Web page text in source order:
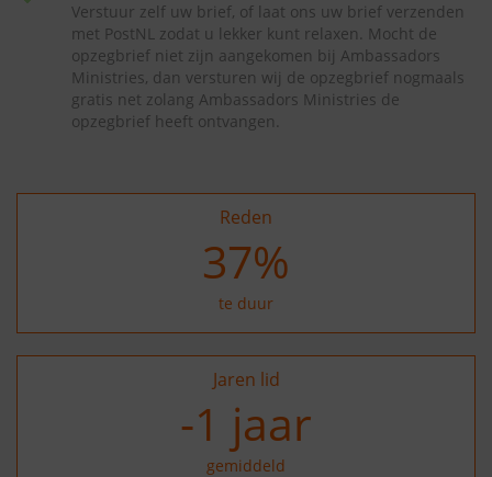
Verstuur zelf uw brief, of laat ons uw brief verzenden
met PostNL zodat u lekker kunt relaxen. Mocht de
opzegbrief niet zijn aangekomen bij Ambassadors
Ministries, dan versturen wij de opzegbrief nogmaals
gratis net zolang Ambassadors Ministries de
opzegbrief heeft ontvangen.
Reden
37%
te duur
Jaren lid
-1 jaar
gemiddeld